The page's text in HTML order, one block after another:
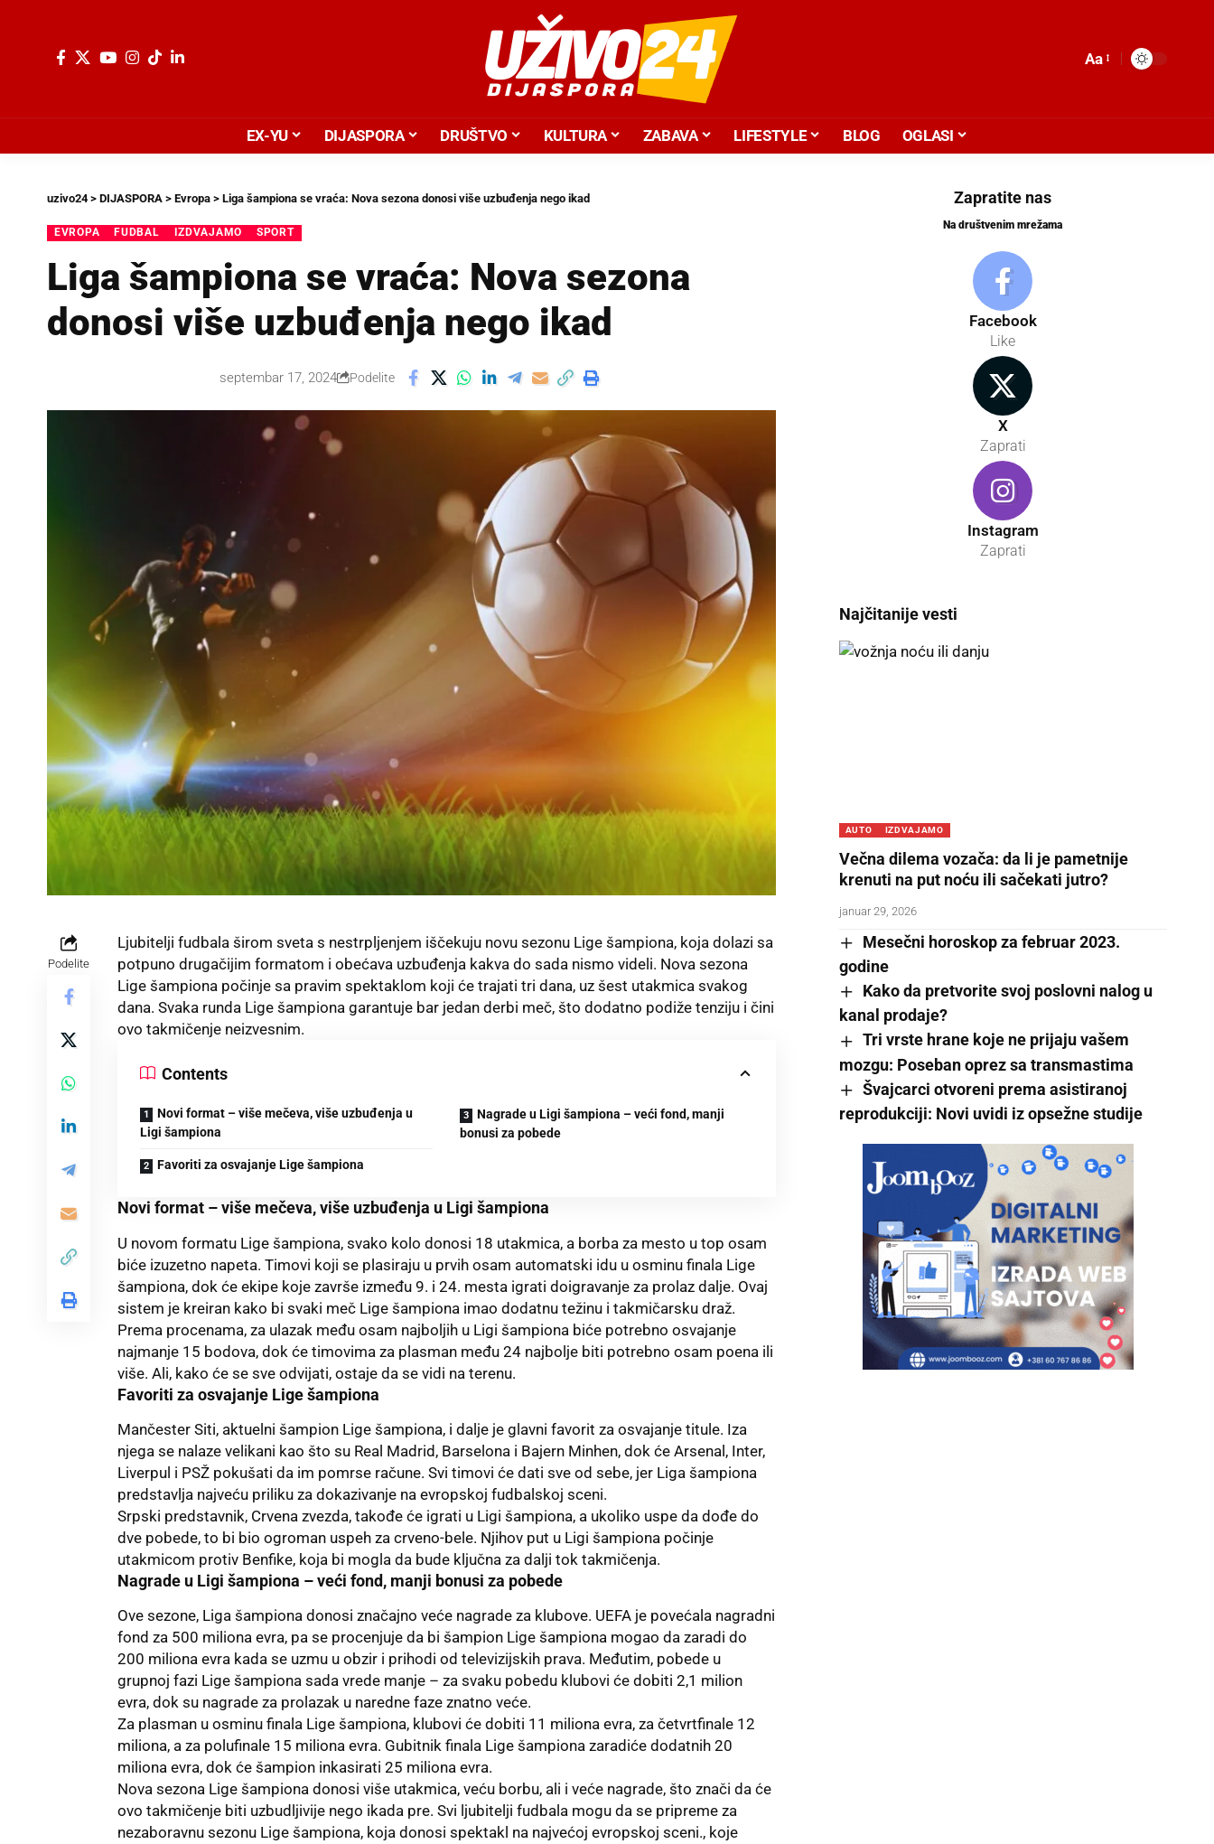
Aa
EX-YU DIJASPORA DRUŠTVO KULTURA ZABAVA LIFESTYLE BLOG OGLASI
uzivo24> DIJASPORA > Evropa > Liga šampiona se vraća: Nova sezona donosi više uzbuđenja nego ikad
EVROPA FUDBAL IZDVAJAMO SPORT
Liga šampiona se vraća: Nova sezona
donosi više uzbuđenja nego ikad
septembar 17, 2024 Podelite
Podelite
Ljubitelji fudbala širom sveta s nestrpljenjem iščekuju novu sezonu Lige šampiona, koja dolazi sa
potpuno drugačijim formatom i obećava uzbuđenja kakva do sada nismo videli. Nova sezona
Lige šampiona počinje sa pravim spektaklom koji će trajati tri dana, uz šest utakmica svakog
dana. Svaka runda Lige šampiona garantuje bar jedan derbi meč, što dodatno podiže tenziju i čini
ovo takmičenje neizvesnim.
Contents
Novi format – više mečeva, više uzbuđenja u
Ligi šampiona
Favoriti za osvajanje Lige šampiona
Nagrade u Ligi šampiona – veći fond, manji
bonusi za pobede
Novi format – više mečeva, više uzbuđenja u Ligi šampiona
U novom formatu Lige šampiona, svako kolo donosi 18 utakmica, a borba za mesto u top osam
biće izuzetno napeta. Timovi koji se plasiraju u prvih osam automatski idu u osminu finala Lige
šampiona, dok će ekipe koje završe između 9. i 24. mesta igrati doigravanje za prolaz dalje. Ovaj
sistem je kreiran kako bi svaki meč Lige šampiona imao dodatnu težinu i takmičarsku draž.
Prema procenama, za ulazak među osam najboljih u Ligi šampiona biće potrebno osvajanje
najmanje 15 bodova, dok će timovima za plasman među 24 najbolje biti potrebno osam poena ili
više. Ali, kako će se sve odvijati, ostaje da se vidi na terenu.
Favoriti za osvajanje Lige šampiona
Mančester Siti, aktuelni šampion Lige šampiona, i dalje je glavni favorit za osvajanje titule. Iza
njega se nalaze velikani kao što su Real Madrid, Barselona i Bajern Minhen, dok će Arsenal, Inter,
Liverpul i PSŽ pokušati da im pomrse račune. Svi timovi će dati sve od sebe, jer Liga šampiona
predstavlja najveću priliku za dokazivanje na evropskoj fudbalskoj sceni.
Srpski predstavnik, Crvena zvezda, takođe će igrati u Ligi šampiona, a ukoliko uspe da dođe do
dve pobede, to bi bio ogroman uspeh za crveno-bele. Njihov put u Ligi šampiona počinje
utakmicom protiv Benfike, koja bi mogla da bude ključna za dalji tok takmičenja.
Nagrade u Ligi šampiona – veći fond, manji bonusi za pobede
Ove sezone, Liga šampiona donosi značajno veće nagrade za klubove. UEFA je povećala nagradni
fond za 500 miliona evra, pa se procenjuje da bi šampion Lige šampiona mogao da zaradi do
200 miliona evra kada se uzmu u obzir i prihodi od televizijskih prava. Međutim, pobede u
grupnoj fazi Lige šampiona sada vrede manje – za svaku pobedu klubovi će dobiti 2,1 milion
evra, dok su nagrade za prolazak u naredne faze znatno veće.
Za plasman u osminu finala Lige šampiona, klubovi će dobiti 11 miliona evra, za četvrtfinale 12
miliona, a za polufinale 15 miliona evra. Gubitnik finala Lige šampiona zaradiće dodatnih 20
miliona evra, dok će šampion inkasirati 25 miliona evra.
Nova sezona Lige šampiona donosi više utakmica, veću borbu, ali i veće nagrade, što znači da će
ovo takmičenje biti uzbudljivije nego ikada pre. Svi ljubitelji fudbala mogu da se pripreme za
nezaboravnu sezonu Lige šampiona, koja donosi spektakl na najvećoj evropskoj sceni., koje
Zapratite nas
Na društvenim mrežama
Facebook
Like
X
Zaprati
Instagram
Zaprati
Najčitanije vesti
AUTO IZDVAJAMO
Večna dilema vozača: da li je pametnije
krenuti na put noću ili sačekati jutro?
januar 29, 2026
Mesečni horoskop za februar 2023.
godine
Kako da pretvorite svoj poslovni nalog u
kanal prodaje?
Tri vrste hrane koje ne prijaju vašem
mozgu: Poseban oprez sa transmastima
Švajcarci otvoreni prema asistiranoj
reprodukciji: Novi uvidi iz opsežne studije